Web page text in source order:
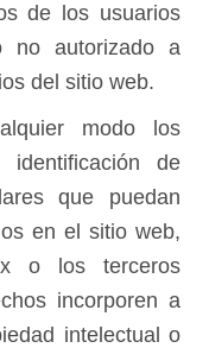
de los usuarios
no autorizado a
del sitio web.
modo los
identificación de
que puedan
en el sitio web,
o los terceros
incorporen a
intelectual o